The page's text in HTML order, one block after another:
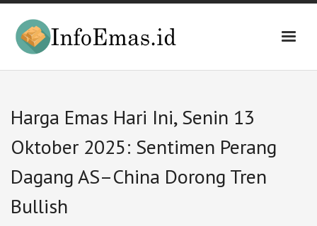
Skip
content
Harga Emas Hari Ini, Senin 13
Oktober 2025: Sentimen Perang
Dagang AS–China Dorong Tren
Bullish